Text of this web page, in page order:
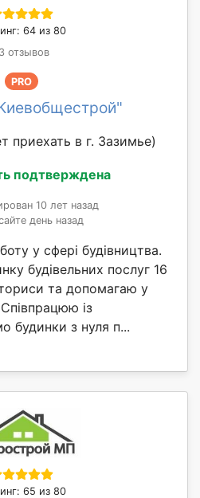
64 из 80
отзывов
PRO
приехать в г. Зазимье)
подтверждена
10 лет назад
день назад
у сфері будівництва.
будівельних послуг 16
та допомагаю у
Співпрацюю із
будинки з нуля п...
65 из 80